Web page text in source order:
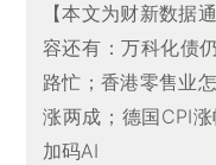
【本文为财新数据
容还有：万科化债
路忙；香港零售业
涨两成；德国CPI
加码AI